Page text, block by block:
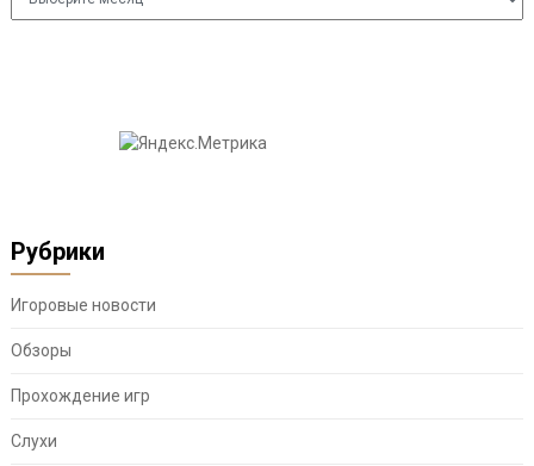
Рубрики
Игоровые новости
Обзоры
Прохождение игр
Слухи